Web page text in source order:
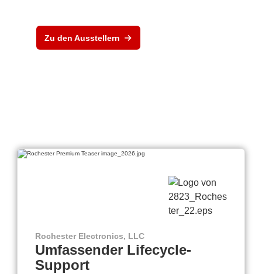
Zu den Ausstellern
Rochester Electronics, LLC
Umfassender Lifecycle-
Support